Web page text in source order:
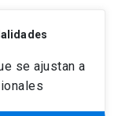
se ajustan a